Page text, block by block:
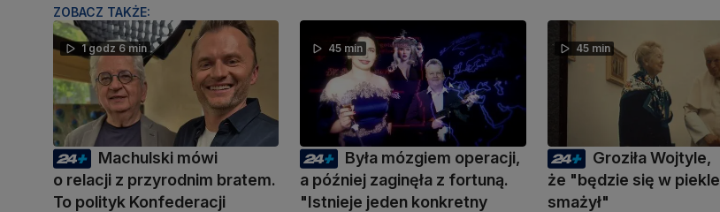
ZOBACZ TAKŻE:
1 godz 6 min
Machulski mówi
o relacji z przyrodnim bratem.
To polityk Konfederacji
45 min
Była mózgiem operacji,
a później zaginęła z fortuną.
"Istnieje jeden konkretny
45 min
Groziła Wojtyle,
że "będzie się w piekle
smażył"